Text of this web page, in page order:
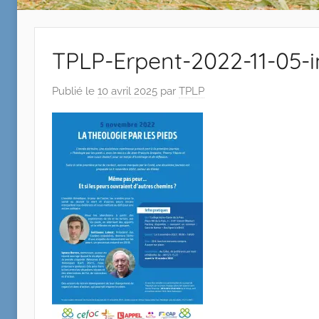
TPLP-Erpent-2022-11-05-
Publié le 10 avril 2025 par TPLP